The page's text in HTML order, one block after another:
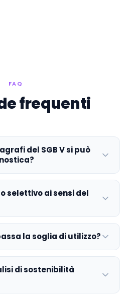
FAQ
frequenti
del SGB V si può
selettivo ai sensi del
la soglia di utilizzo?
di sostenibilità